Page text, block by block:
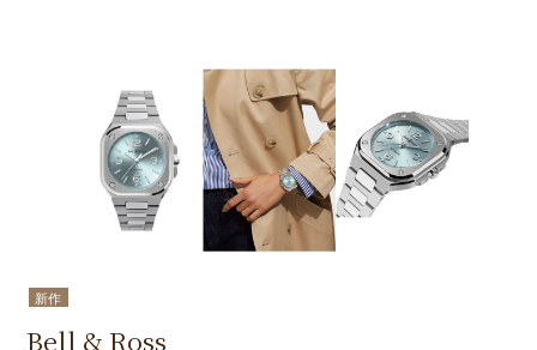
新作
Bell & Ross